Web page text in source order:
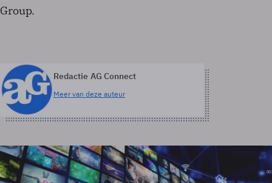
Group.
Redactie AG Connect
Meer van deze auteur